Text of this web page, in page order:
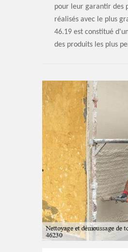
pour leur garantir des
réalisés avec le plus
46.19 est constitué
des produits les plus